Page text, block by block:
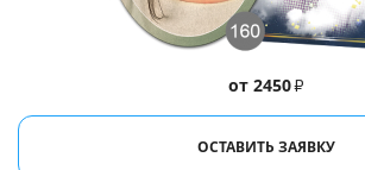
от 2450₽
ОСТАВИТЬ ЗАЯВКУ